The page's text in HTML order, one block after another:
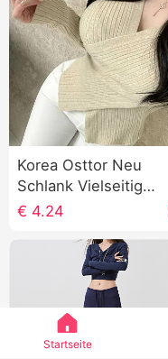
Korea Osttor Neu
Schlank Vielseitig
kombinierbar Sexy
Charme Zeigen Figur
Weiblichkeit Langarm
Strickpullover
€ 4.24
Startseite